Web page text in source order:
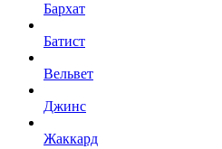
Бархат
Батист
Вельвет
Джинс
Жаккард